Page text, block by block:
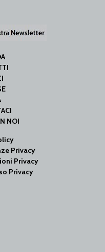
NOI
Privacy
Privacy
Privacy